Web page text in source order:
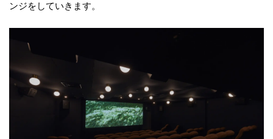
ンジをしていきます。